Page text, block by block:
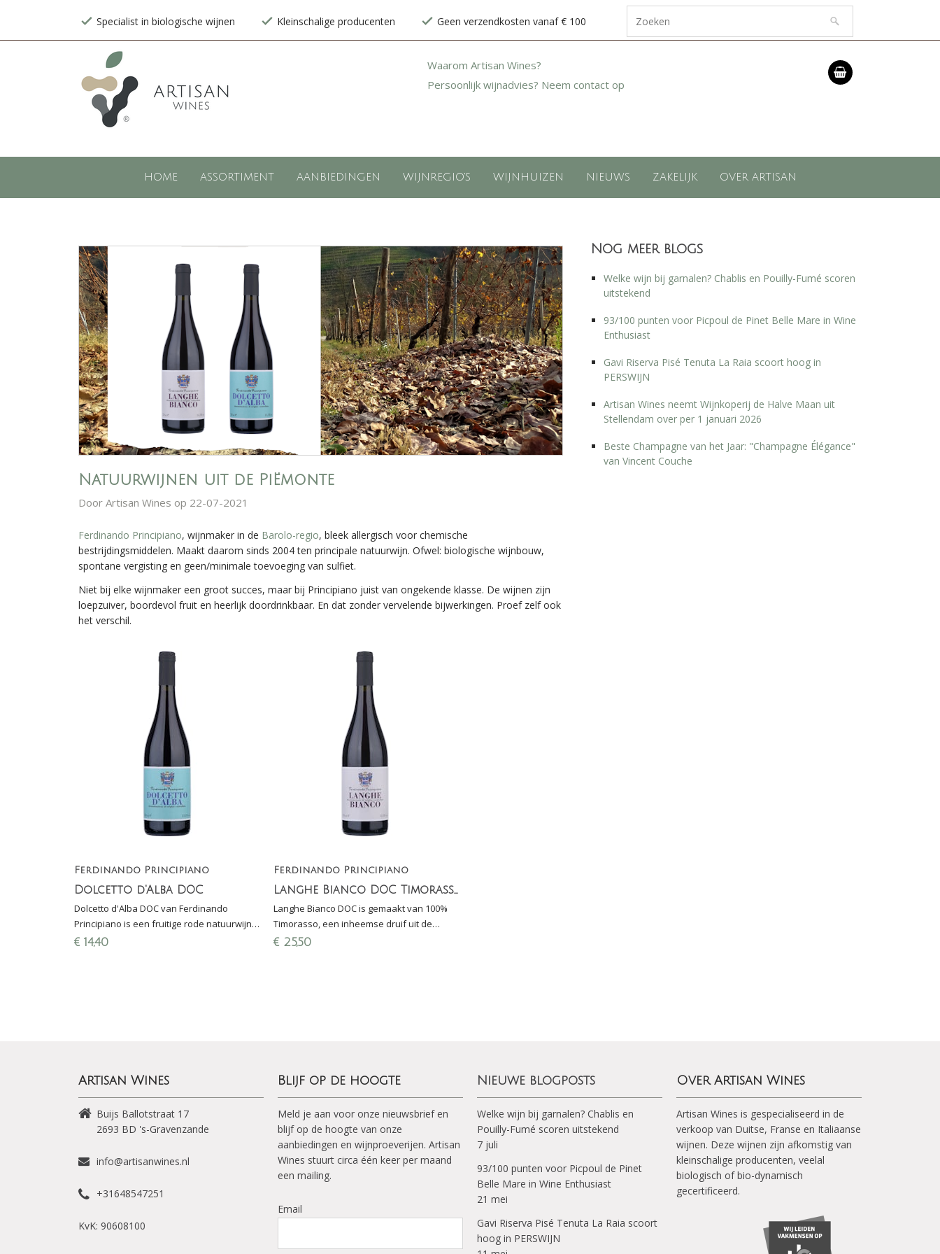
Specialist in biologische wijnen Kleinschalige producenten Geen verzendkosten vanaf € 100
Waarom Artisan Wines?
Persoonlijk wijnadvies? Neem contact op
HOME ASSORTIMENT AANBIEDINGEN WIJNREGIO'S WIJNHUIZEN NIEUWS ZAKELIJK OVER ARTISAN
Natuurwijnen uit de Piëmonte
Door Artisan Wines op 22-07-2021
Ferdinando Principiano, wijnmaker in de Barolo-regio, bleek allergisch voor chemische
bestrijdingsmiddelen. Maakt daarom sinds 2004 ten principale natuurwijn. Ofwel: biologische wijnbouw,
spontane vergisting en geen/minimale toevoeging van sulfiet.
Niet bij elke wijnmaker een groot succes, maar bij Principiano juist van ongekende klasse. De wijnen zijn
loepzuiver, boordevol fruit en heerlijk doordrinkbaar. En dat zonder vervelende bijwerkingen. Proef zelf ook
het verschil.
Ferdinando Principiano
Dolcetto d'Alba DOC
Dolcetto d'Alba DOC van Ferdinando
Principiano is een fruitige rode natuurwijn
uit de Piëmonte (Italië): lekker bij antipasti,
€ 14,40
Ferdinando Principiano
Langhe Bianco DOC Timorasso
Langhe Bianco DOC is gemaakt van 100%
Timorasso, een inheemse druif uit de
Piëmonte. Wijngaard is aangeplant in Alta
€ 25,50
Nog meer blogs
Welke wijn bij garnalen? Chablis en Pouilly-Fumé scoren
uitstekend
93/100 punten voor Picpoul de Pinet Belle Mare in Wine
Enthusiast
Gavi Riserva Pisé Tenuta La Raia scoort hoog in
PERSWIJN
Artisan Wines neemt Wijnkoperij de Halve Maan uit
Stellendam over per 1 januari 2026
Beste Champagne van het Jaar: "Champagne Élégance"
van Vincent Couche
Artisan Wines
Buijs Ballotstraat 17
2693 BD 's-Gravenzande
info@artisanwines.nl
+31648547251
KvK: 90608100
Blijf op de hoogte
Meld je aan voor onze nieuwsbrief en
blijf op de hoogte van onze
aanbiedingen en wijnproeverijen. Artisan
Wines stuurt circa één keer per maand
een mailing.
Email
Nieuwe blogposts
Welke wijn bij garnalen? Chablis en
Pouilly-Fumé scoren uitstekend
7 juli
93/100 punten voor Picpoul de Pinet
Belle Mare in Wine Enthusiast
21 mei
Gavi Riserva Pisé Tenuta La Raia scoort
hoog in PERSWIJN
Over Artisan Wines
Artisan Wines is gespecialiseerd in de
verkoop van Duitse, Franse en Italiaanse
wijnen. Deze wijnen zijn afkomstig van
kleinschalige producenten, veelal
biologisch of bio-dynamisch
gecertificeerd.